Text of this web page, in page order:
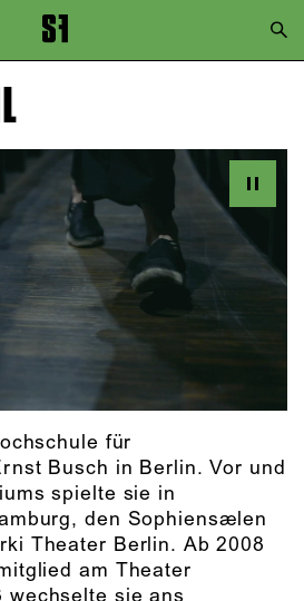
springen
springen
für
Busch in Berlin. Vor und
spielte sie in
den Sophiensælen
Theater Berlin. Ab 2008
am Theater